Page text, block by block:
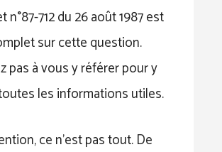
n°87-712 du 26 août 1987 est
sur cette question.
pas à vous y référer pour y
les informations utiles.
ce n’est pas tout. De